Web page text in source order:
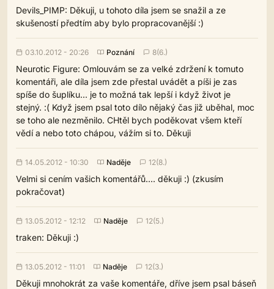
Devils_PIMP: Děkuji, u tohoto díla jsem se snažil a ze
skušeností předtím aby bylo propracovanější :)
03.10.2012 - 20:26 Poznání 8(6.)
Neurotic Figure: Omlouvám se za velké zdržení k tomuto
komentáři, ale díla jsem zde přestal uvádět a píši je zas
spíše do šuplíku... je to možná tak lepší i když život je
stejný. :( Když jsem psal toto dílo nějaký čas již uběhal, moc
se toho ale nezměnilo. CHtěl bych poděkovat všem kteří
vědí a nebo toto chápou, vážím si to. Děkuji
14.05.2012 - 10:30 Naděje 12(8.)
Velmi si cením vašich komentářů.... děkuji :) (zkusím
pokračovat)
13.05.2012 - 12:12 Naděje 12(5.)
traken: Děkuji :)
13.05.2012 - 11:01 Naděje 12(3.)
Děkuji mnohokrát za vaše komentáře, dříve jsem psal báseň